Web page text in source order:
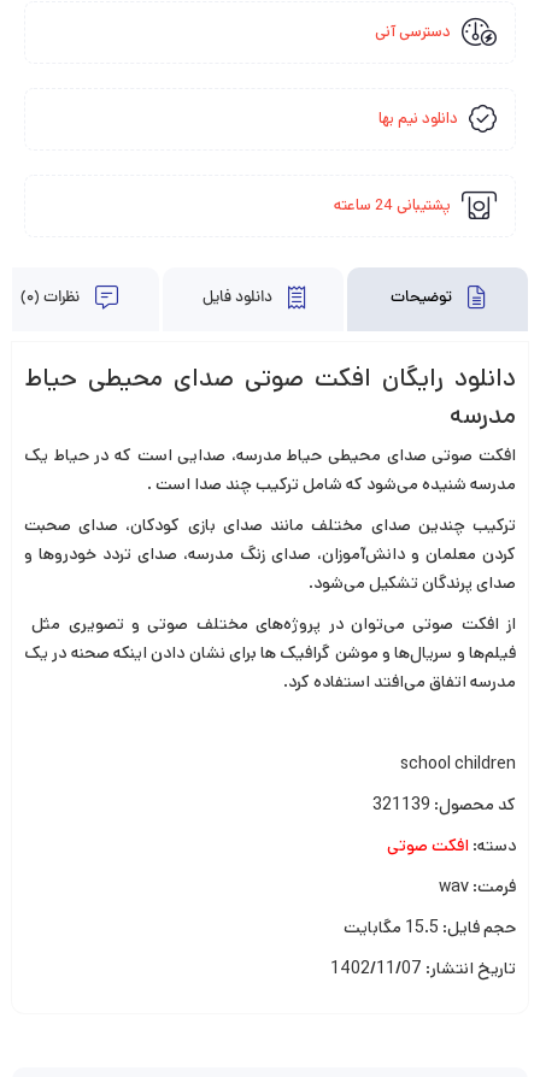
دسترسی آنی
دانلود نیم بها
پشتیبانی 24 ساعته
توضیحات دانلود فایل نظرات (0)
دانلود رایگان افکت صوتی صدای محیطی حیاط
مدرسه
افکت صوتی صدای محیطی حیاط مدرسه، صدایی است که در حیاط یک
مدرسه شنیده می‌شود که شامل ترکیب چند صدا است .
ترکیب چندین صدای مختلف مانند صدای بازی کودکان، صدای صحبت
کردن معلمان و دانش‌آموزان، صدای زنگ مدرسه، صدای تردد خودروها و
صدای پرندگان تشکیل می‌شود.
از افکت صوتی می‌توان در پروژه‌های مختلف صوتی و تصویری مثل
فیلم‌ها و سریال‌ها و موشن گرافیک ها برای نشان دادن اینکه صحنه در یک
مدرسه اتفاق می‌افتد استفاده کرد.
school children
کد محصول: 321139
دسته: افکت صوتی
فرمت: wav
حجم فایل: 15.5 مگابایت
تاریخ انتشار: 1402/11/07